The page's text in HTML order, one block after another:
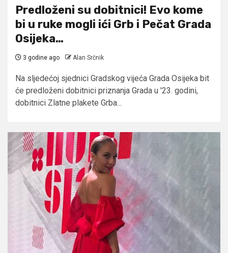
Predloženi su dobitnici! Evo kome
bi u ruke mogli ići Grb i Pečat Grada
Osijeka…
3 godine ago Alan Srčnik
Na sljedećoj sjednici Gradskog vijeća Grada Osijeka bit
će predloženi dobitnici priznanja Grada u '23. godini,
dobitnici Zlatne plakete Grba...